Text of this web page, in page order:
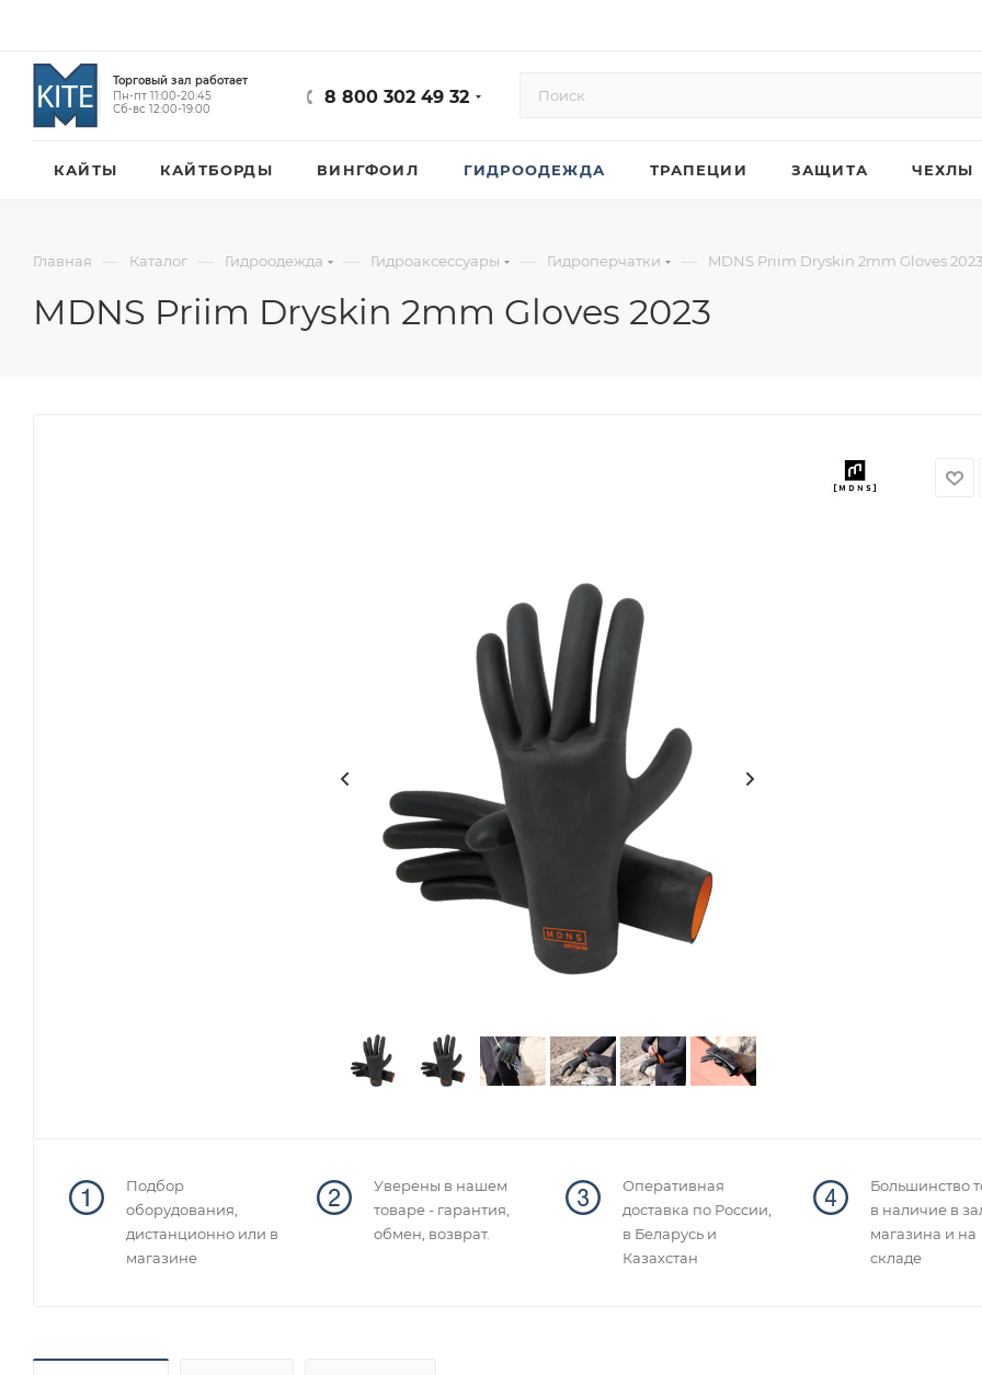
Торговый зал работает
Пн-пт 11:00-20:45
Сб-вс 12:00-19:00
8 800 302 49 32
КАЙТЫ КАЙТБОРДЫ ВИНГФОИЛ ГИДРООДЕЖДА ТРАПЕЦИИ ЗАЩИТА ЧЕХЛЫ
Главная — Каталог — Гидроодежда — Гидроаксессуары — Гидроперчатки — MDNS Priim Dryskin 2mm Gloves 2023
MDNS Priim Dryskin 2mm Gloves 2023
Подбор
оборудования,
дистанционно или в
магазине
Уверены в нашем
товаре - гарантия,
обмен, возврат.
Оперативная
доставка по России,
в Беларусь и
Казахстан
Большинство
в наличие в
магазина и на
складе